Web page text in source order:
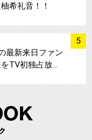
希礼音！！
5
最新来日ファン
TV初独占放…